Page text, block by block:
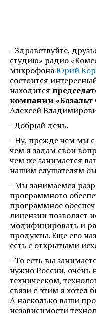
- Здравствуйте,
студию» радио
микрофонаЮрий
состоится
находится
компании
Алексей
- Добрый день.
- Ну, прежде чем мы
чем я задам свои
чем же занимается
нашим слушателям
- Мы занимаемся
программного
программное
лицензии позволяет
модифицировать и
продукты. Еще его
есть с открытыми
- То есть вы
нужно России, очень
техническом,
связи с этим я хотел
А насколько ваши
независимости